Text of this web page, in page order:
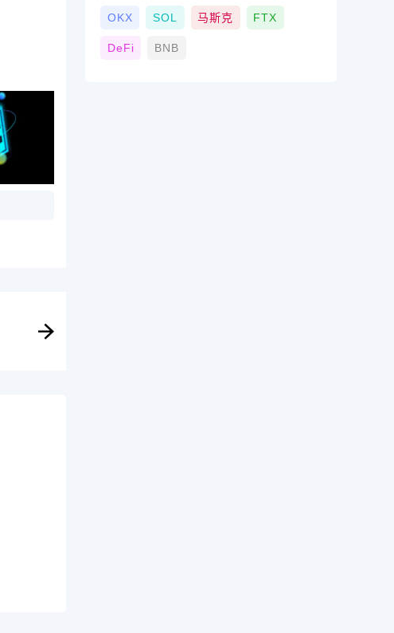
OKX SOL 马斯克 FTX
DeFi BNB